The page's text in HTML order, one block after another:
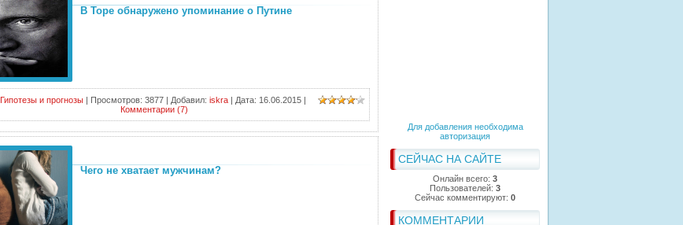
Для добавления необходима
авторизация
СЕЙЧАС НА САЙТЕ
Онлайн всего: 3
Пользователей: 3
Сейчас комментируют: 0
КОММЕНТАРИИ
В Торе обнаружено упоминание о Путине
Гипотезы и прогнозы | Просмотров: 3877 | Добавил: iskra | Дата: 16.06.2015 |
Комментарии (7)
Чего не хватает мужчинам?